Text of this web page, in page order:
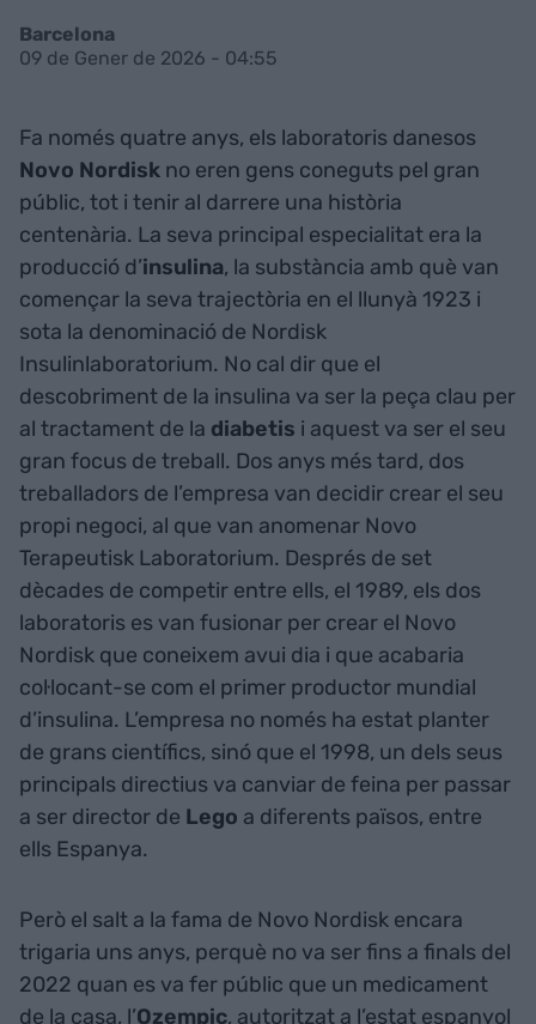
Barcelona
09 de Gener de 2026 - 04:55
Fa només quatre anys, els laboratoris danesos
Novo Nordisk no eren gens coneguts pel gran
públic, tot i tenir al darrere una història
centenària. La seva principal especialitat era la
producció d’insulina, la substància amb què van
començar la seva trajectòria en el llunyà 1923 i
sota la denominació de Nordisk
Insulinlaboratorium. No cal dir que el
descobriment de la insulina va ser la peça clau per
al tractament de la diabetis i aquest va ser el seu
gran focus de treball. Dos anys més tard, dos
treballadors de l’empresa van decidir crear el seu
propi negoci, al que van anomenar Novo
Terapeutisk Laboratorium. Després de set
dècades de competir entre ells, el 1989, els dos
laboratoris es van fusionar per crear el Novo
Nordisk que coneixem avui dia i que acabaria
col·locant-se com el primer productor mundial
d’insulina. L’empresa no només ha estat planter
de grans científics, sinó que el 1998, un dels seus
principals directius va canviar de feina per passar
a ser director de Lego a diferents països, entre
ells Espanya.
Però el salt a la fama de Novo Nordisk encara
trigaria uns anys, perquè no va ser fins a finals del
2022 quan es va fer públic que un medicament
de la casa, l’Ozempic, autoritzat a l’estat espanyol